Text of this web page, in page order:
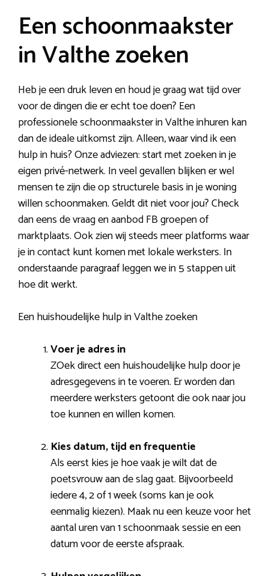
Een schoonmaakster
in Valthe zoeken
Heb je een druk leven en houd je graag wat tijd over
voor de dingen die er echt toe doen? Een
professionele schoonmaakster in Valthe inhuren kan
dan de ideale uitkomst zijn. Alleen, waar vind ik een
hulp in huis? Onze adviezen: start met zoeken in je
eigen privé-netwerk. In veel gevallen blijken er wel
mensen te zijn die op structurele basis in je woning
willen schoonmaken. Geldt dit niet voor jou? Check
dan eens de vraag en aanbod FB groepen of
marktplaats. Ook zien wij steeds meer platforms waar
je in contact kunt komen met lokale werksters. In
onderstaande paragraaf leggen we in 5 stappen uit
hoe dit werkt.
Een huishoudelijke hulp in Valthe zoeken
Voer je adres in
ZOek direct een huishoudelijke hulp door je
adresgegevens in te voeren. Er worden dan
meerdere werksters getoont die ook naar jou
toe kunnen en willen komen.
Kies datum, tijd en frequentie
Als eerst kies je hoe vaak je wilt dat de
poetsvrouw aan de slag gaat. Bijvoorbeeld
iedere 4, 2 of 1 week (soms kan je ook
eenmalig kiezen). Maak nu een keuze voor het
aantal uren van 1 schoonmaak sessie en een
datum voor de eerste afspraak.